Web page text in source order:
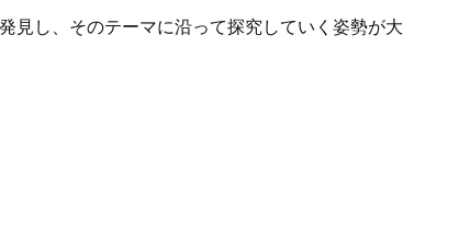
見し、そのテーマに沿って探究していく姿勢が大